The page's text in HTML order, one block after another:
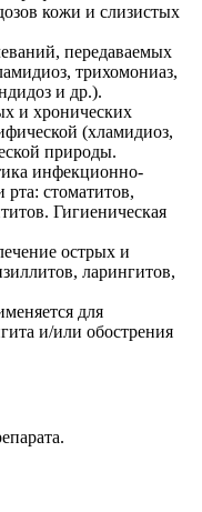
кожи и слизистых
передаваемых
трихомониаз,
и др.).
и хронических
(хламидиоз,
природы.
инфекционно-
рта: стоматитов,
Гигиеническая
острых и
ларингитов,
для
и/или обострения